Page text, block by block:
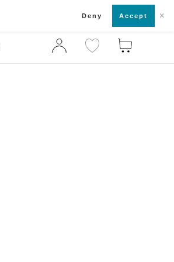
店舗一覧・来店予約
Deny Accept ×